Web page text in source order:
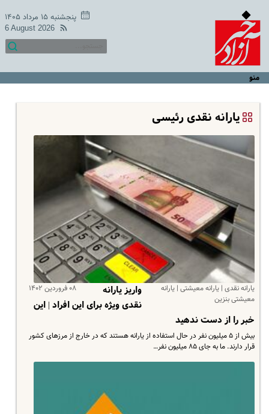
پنجشنبه ۱۵ مرداد ۱۴۰۵
6 August 2026
منو
یارانه نقدی رئیسی
یارانه نقدی | یارانه معیشتی | یارانه
معیشتی بنزین
۰۸ فروردین ۱۴۰۲
واریز یارانه
نقدی ویژه برای این افراد | این
خبر را از دست ندهید
بیش از ۵ میلیون نفر در حال استفاده از یارانه‌ هستند که در خارج از مرزهای کشور
قرار دارند. ما به جای ۸۵ میلیون نفر…